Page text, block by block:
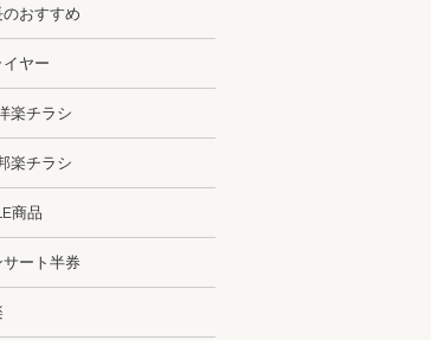
のおすすめ
イヤー
楽チラシ
楽チラシ
商品
サート半券